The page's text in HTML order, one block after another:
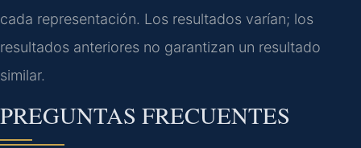
cada representación. Los resultados varían; los
resultados anteriores no garantizan un resultado
similar.
PREGUNTAS FRECUENTES